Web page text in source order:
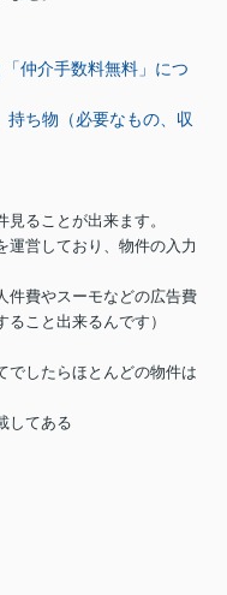
仲介手数料無料」につ
ち物（必要なもの、収
ることが出来ます。
運営しており、物件の入力
件費やスーモなどの広告費
こと出来るんです）
でしたらほとんどの物件は
してある